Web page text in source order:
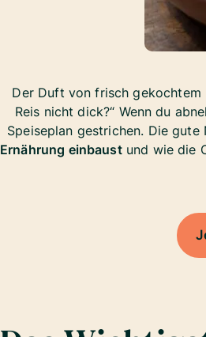
Der Duft von frisch gekochtem
Reis nicht dick?“ Wenn du
Speiseplan gestrichen. Die
Ernährung einbaustund wie die